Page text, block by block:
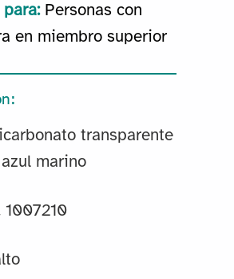
Personas con
en miembro superior
transparente
marino
1007210